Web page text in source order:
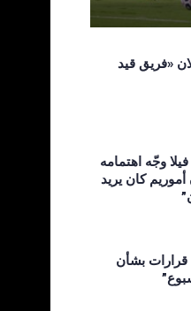
«فريق قيد
وجّه اهتمامه
كان يريد
قرارات بشأن